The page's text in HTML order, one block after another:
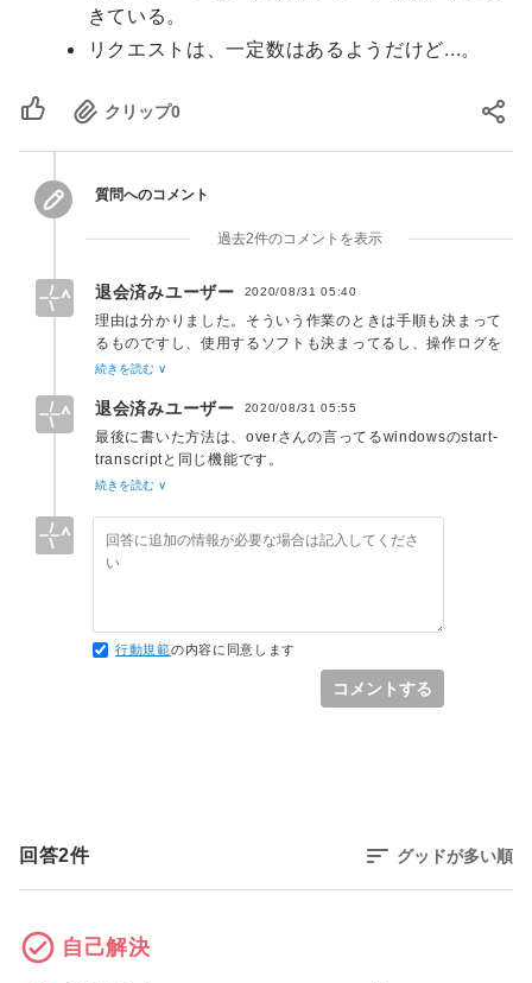
きている。
リクエストは、一定数はあるようだけど...。
クリップ0
質問へのコメント
過去2件のコメントを表示
退会済みユーザー 2020/08/31 05:40
理由は分かりました。そういう作業のときは手順も決まって
るものですし、使用するソフトも決まってるし、操作ログを
取る手立ても通常あると思いますが、状況によっては自分で
ね。
そういう意味ではMS謹製というのは大事な部分かもしれま
せん。そういう作業時は私の経験だとTeratermでした。日
https://qiita.com/Ted-HM/items/9a60f6fcf74bbd79a904
ません。国外の方が情報は多いと思いますが、使用許可が難
しくなるかもしれません。
他の方法だと、Windowsではないですが、
続きを読む ∨
退会済みユーザー 2020/08/31 05:55
最後に書いた方法は、overさんの言ってるwindowsのstart-
transcriptと同じ機能です。
個人的な意見ですが、端末のログを残すよりはstart-
続きを読む ∨
行動規範の内容に同意します
コメントする
回答2件 グッドが多い順
自己解決